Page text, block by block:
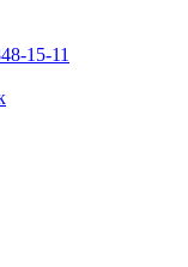
15-11